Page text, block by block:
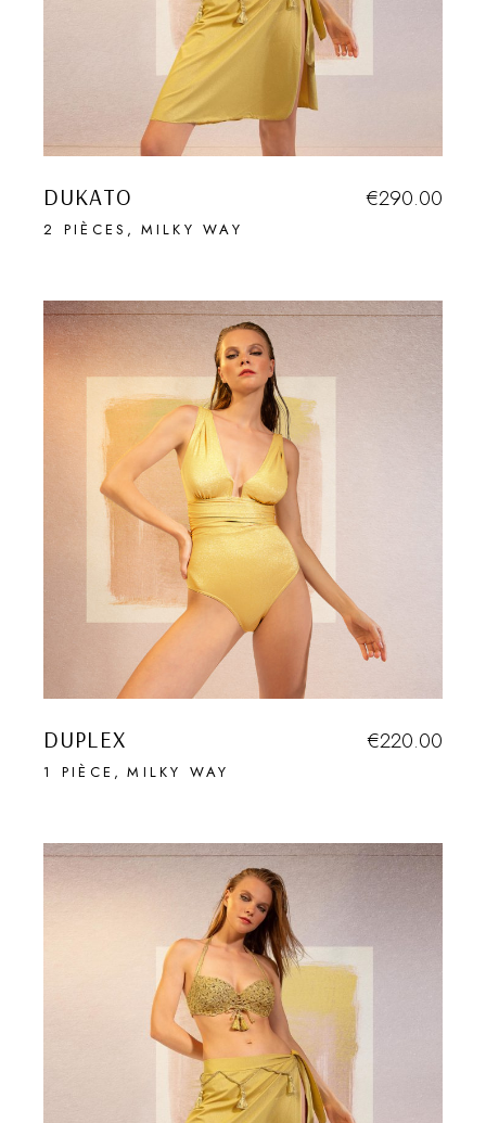
DUKATO
2 PIÈCES MILKY WAY
€290.00
DUPLEX
1 PIÈCE MILKY WAY
€220.00